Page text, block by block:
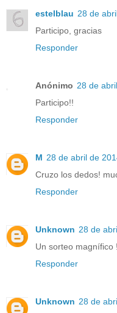
estelblau 28 de
Participo, gracias
Responder
Anónimo 28 de
Participo!!
Responder
M 28 de abril de
Cruzo los dedos!
Responder
Unknown 28 de
Un sorteo magnífico
Responder
Unknown 28 de